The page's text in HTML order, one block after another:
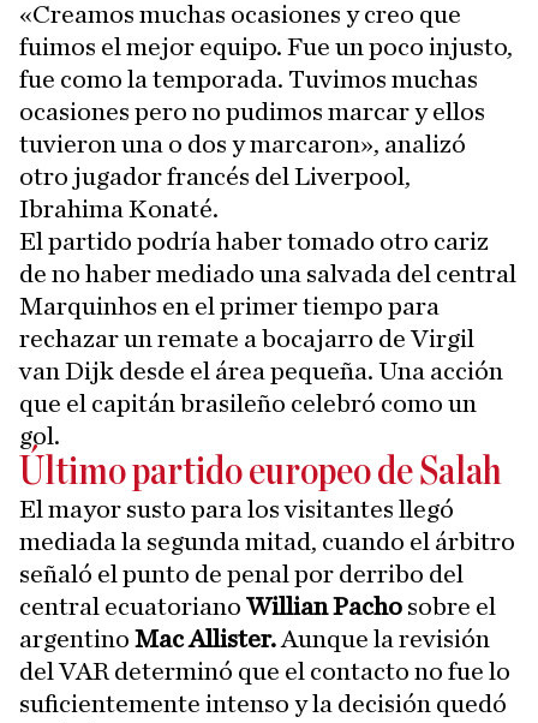
«Creamos muchas ocasiones y creo que
fuimos el mejor equipo. Fue un poco injusto,
fue como la temporada. Tuvimos muchas
ocasiones pero no pudimos marcar y ellos
tuvieron una o dos y marcaron», analizó
otro jugador francés del Liverpool,
Ibrahima Konaté.
El partido podría haber tomado otro cariz
de no haber mediado una salvada del central
Marquinhos en el primer tiempo para
rechazar un remate a bocajarro de Virgil
van Dijk desde el área pequeña. Una acción
que el capitán brasileño celebró como un
gol.
Último partido europeo de Salah
El mayor susto para los visitantes llegó
mediada la segunda mitad, cuando el árbitro
señaló el punto de penal por derribo del
central ecuatoriano Willian Pacho sobre el
argentino Mac Allister. Aunque la revisión
del VAR determinó que el contacto no fue lo
suficientemente intenso y la decisión quedó